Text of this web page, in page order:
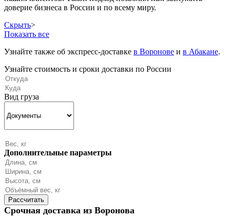
доверие бизнеса в России и по всему миру.
Скрыть>
Показать все
Узнайте также об экспресс-доставке в Воронове и в Абакане.
Узнайте стоимость и сроки доставки по России
Вид груза
Дополнительные параметры
Срочная доставка из Воронова